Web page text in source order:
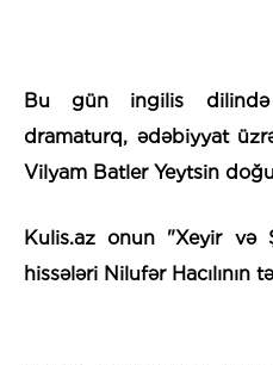
Bu gün ingilis
dramaturq, ədəbiyyat
Vilyam Batler Yeytsin
Kulis.az onun "Xeyir və
hissələri Nilufər